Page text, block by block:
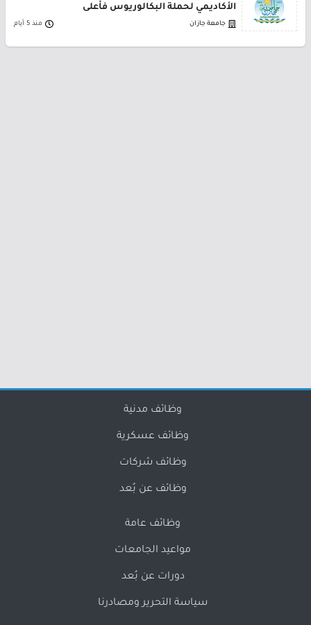
الأكاديمي لحملة البكالوريوس فأعلى
جامعة جازان منذ 5 أيام
وظائف مدنية
وظائف عسكرية
وظائف شركات
وظائف عن بُعد
وظائف عامة
مواعيد الجامعات
دورات عن بُعد
سياسة التحرير ومصادرنا